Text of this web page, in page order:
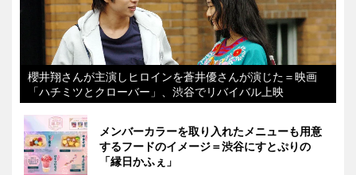
櫻井翔さんが主演しヒロインを蒼井優さんが演じた＝映画
「ハチミツとクローバー」、渋谷でリバイバル上映
メンバーカラーを取り入れたメニューも用意
するフードのイメージ＝渋谷にすとぷりの
「縁日かふぇ」